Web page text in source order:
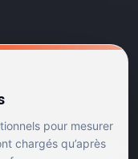
pour mesurer
chargés qu’après